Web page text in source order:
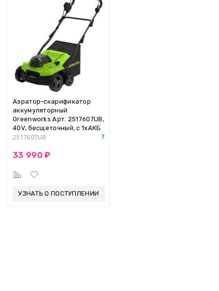
Аэратор-скарификатор
аккумуляторный
Greenworks Арт. 2517607UB,
40V, бесщеточный, c 1хАКБ
4Ач и ЗУ
2517607UB
33 990 ₽
УЗНАТЬ О ПОСТУПЛЕНИИ